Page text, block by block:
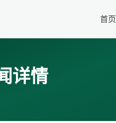
首页
详情